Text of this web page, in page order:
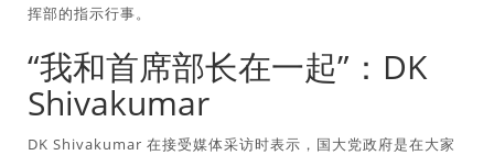
挥部的指示行事。
“我和首席部长在一起”：DK
Shivakumar
DK Shivakumar 在接受媒体采访时表示，国大党政府是在大家